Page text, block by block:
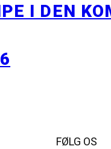
I DEN
FØLG OS